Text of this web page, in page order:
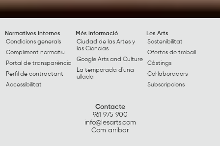
Normatives internes
Condicions generals
Compliment normatiu
Portal de transparència
Perfil de contractant
Accessibilitat
Més informació
Ciudad de las Artes y
las Ciencias
Google Arts and Culture
La temporada d'una
ullada
Les Arts
Sostenibilitat
Ofertes de treball
Càstings
Col·laboradors
Subscripcions
Contacte
961 975 900
info@lesarts.com
Com arribar